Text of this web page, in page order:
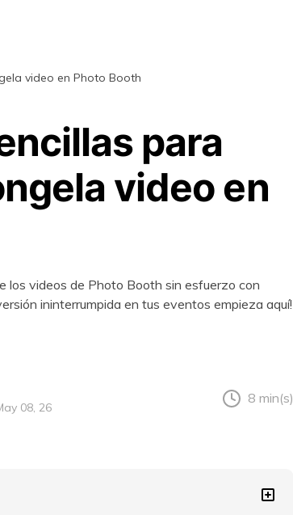
Más Soluciones
video en Photo Booth
para
video en
los videos de Photo Booth sin esfuerzo con
ininterrumpida en tus eventos empieza aquí!
08, 26
8 min(s)